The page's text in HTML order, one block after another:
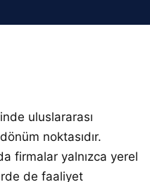
uluslararası
noktasıdır.
firmalar yalnızca yerel
de faaliyet